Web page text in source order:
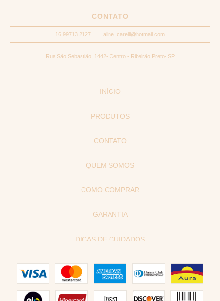
CONTATO
16 99713 2127 aline_carelli@hotmail.com
Rua São Sebastião, 1442- Centro - Ribeirão Preto- SP
INÍCIO
PRODUTOS
CONTATO
QUEM SOMOS
COMO COMPRAR
GARANTIA
DICAS DE CUIDADOS